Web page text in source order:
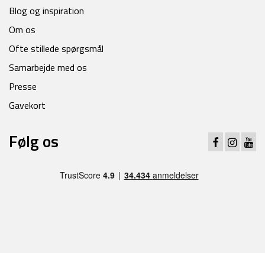
Blog og inspiration
Om os
Ofte stillede spørgsmål
Samarbejde med os
Presse
Gavekort
Følg os